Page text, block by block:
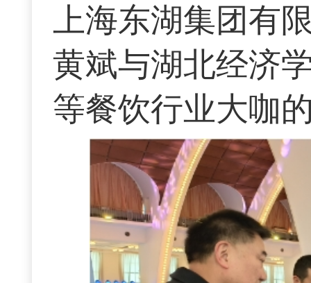
上海东湖集团有
黄斌与湖北经济
等餐饮行业大咖